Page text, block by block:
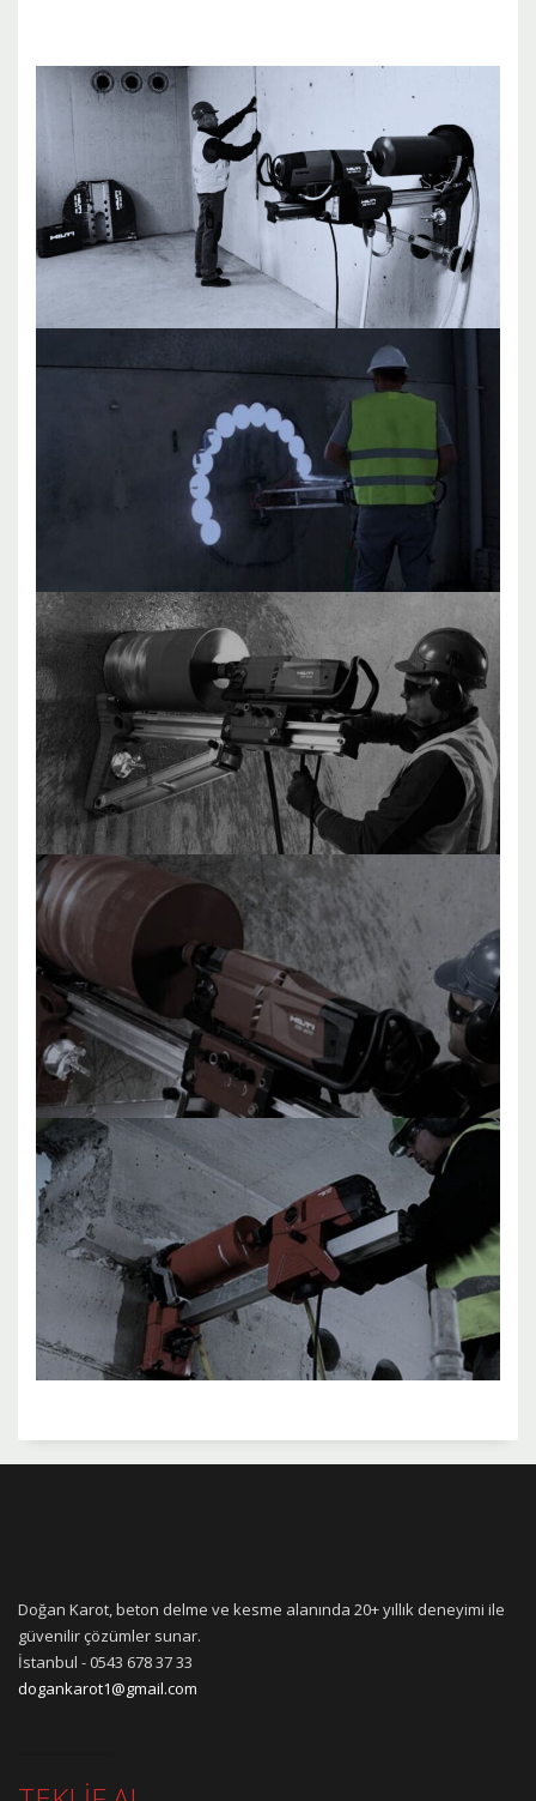
Doğan Karot, beton delme ve kesme alanında 20+ yıllık deneyimi ile
güvenilir çözümler sunar.
İstanbul - 0543 678 37 33
dogankarot1@gmail.com